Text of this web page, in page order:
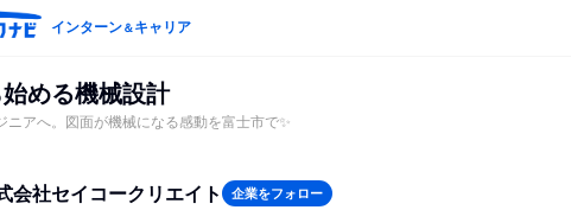
インターン＆キャリア
める機械設計
ニアへ。図面が機械になる感動を富士市で✨
会社セイコークリエイト 企業をフォロー